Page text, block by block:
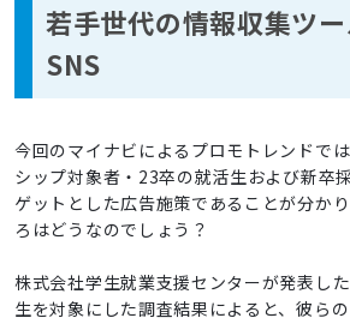
若手世代の情報収集ツ
SNS
今回のマイナビによるプロモトレンドで
シップ対象者・23卒の就活生および新卒
ゲットとした広告施策であることが分か
ろはどうなのでしょう？
株式会社学生就業支援センターが発表し
生を対象にした調査結果によると、彼ら